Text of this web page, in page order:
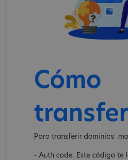
Cómo
Para transferir dominios
- Auth code. Este código te